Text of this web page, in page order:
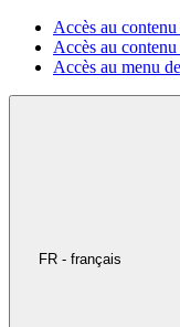
Accès au
Accès au
Accès au menu
FR - français